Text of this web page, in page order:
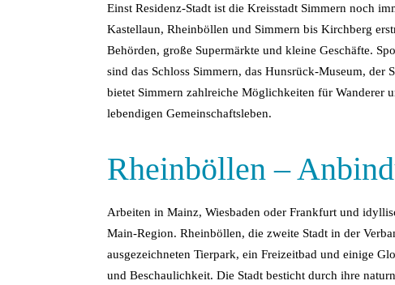
Einst Residenz-Stadt ist die Kreisstadt Simmern noch
Kastellaun, Rheinböllen und Simmern bis Kirchberg
Behörden, große Supermärkte und kleine Geschäfte.
sind das Schloss Simmern, das Hunsrück-Museum, der
bietet Simmern zahlreiche Möglichkeiten für Wanderer
lebendigen Gemeinschaftsleben.
Rheinböllen –
Arbeiten in Mainz, Wiesbaden oder Frankfurt und
Main-Region. Rheinböllen, die zweite Stadt in der
ausgezeichneten Tierpark, ein Freizeitbad und einige
und Beschaulichkeit. Die Stadt besticht durch ihre